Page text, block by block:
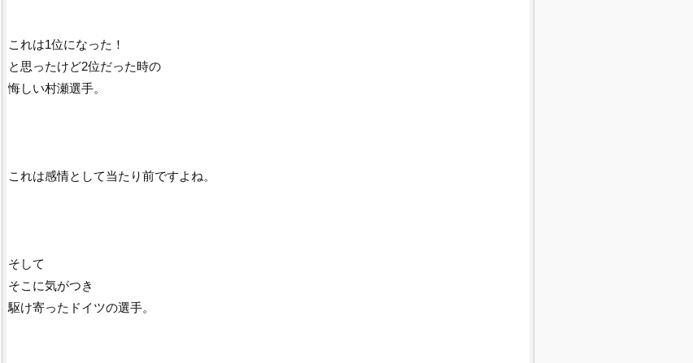
これは1位になった！
と思ったけど2位だった時の
悔しい村瀬選手。
これは感情として当たり前ですよね。
そして
そこに気がつき
駆け寄ったドイツの選手。